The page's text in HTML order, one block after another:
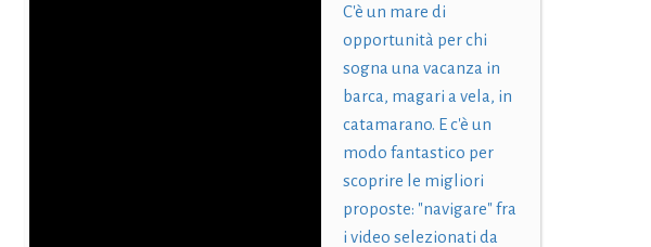
C'è un mare di
opportunità per chi
sogna una vacanza in
barca, magari a vela, in
catamarano. E c'è un
modo fantastico per
scoprire le migliori
proposte: "navigare" fra
i video selezionati da